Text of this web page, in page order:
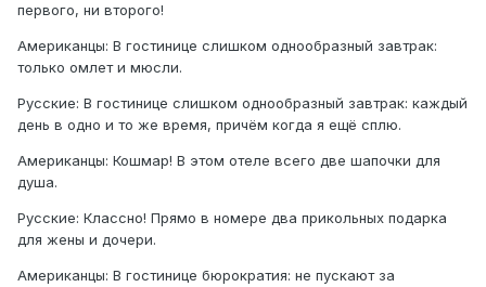
первого, ни второго!
Американцы: В гостинице слишком однообразный завтрак:
только омлет и мюсли.
Русские: В гостинице слишком однообразный завтрак: каждый
день в одно и то же время, причём когда я ещё сплю.
Американцы: Кошмар! В этом отеле всего две шапочки для
душа.
Русские: Классно! Прямо в номере два прикольных подарка
для жены и дочери.
Американцы: В гостинице бюрократия: не пускают за